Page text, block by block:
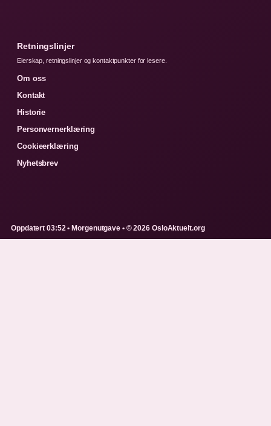
Retningslinjer
Eierskap, retningslinjer og kontaktpunkter for lesere.
Om oss
Kontakt
Historie
Personvernerklæring
Cookieerklæring
Nyhetsbrev
Oppdatert 03:52 • Morgenutgave • © 2026 OsloAktuelt.org